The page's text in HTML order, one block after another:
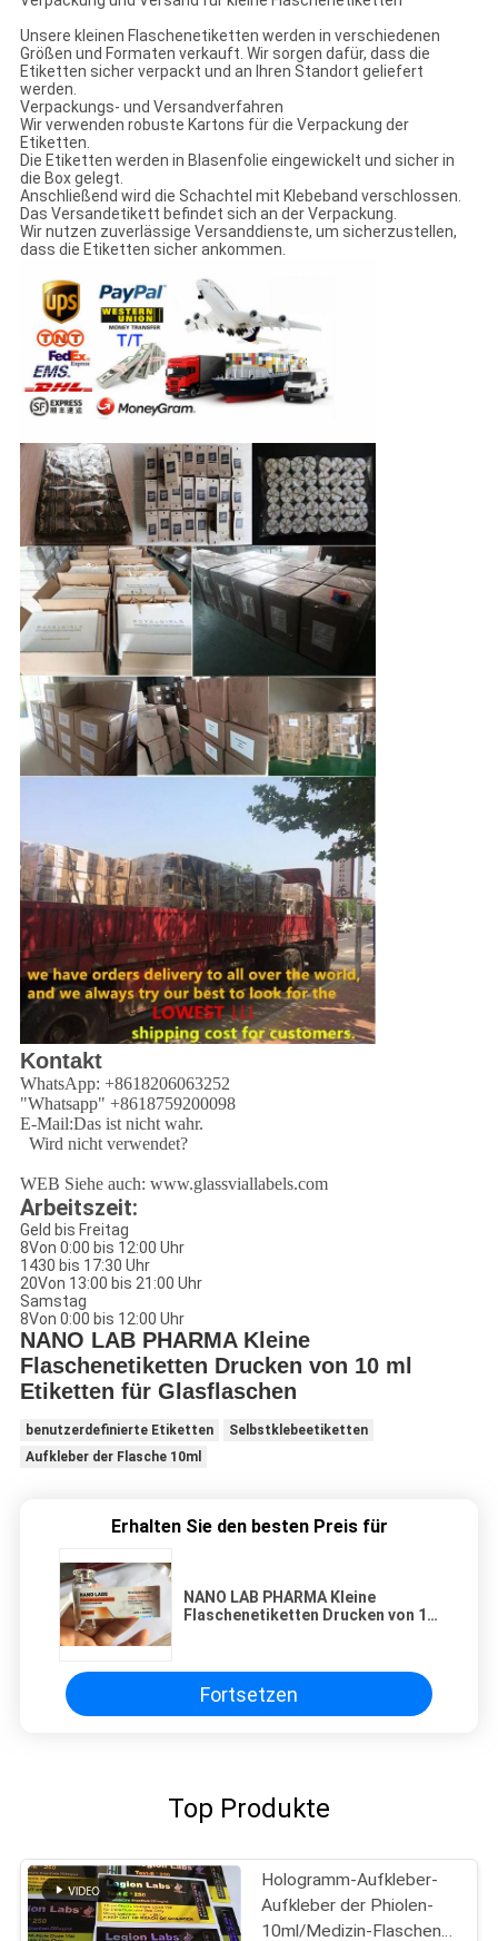
Unsere kleinen Flaschenetiketten werden in verschiedenen
Größen und Formaten verkauft. Wir sorgen dafür, dass die
Etiketten sicher verpackt und an Ihren Standort geliefert
werden.
Verpackungs- und Versandverfahren
Wir verwenden robuste Kartons für die Verpackung der
Etiketten.
Die Etiketten werden in Blasenfolie eingewickelt und sicher in
die Box gelegt.
Anschließend wird die Schachtel mit Klebeband verschlossen.
Das Versandetikett befindet sich an der Verpackung.
Wir nutzen zuverlässige Versanddienste, um sicherzustellen,
dass die Etiketten sicher ankommen.
Kontakt
WhatsApp: +8618206063252
"Whatsapp" +8618759200098
E-Mail:Das ist nicht wahr.
Wird nicht verwendet?
WEB Siehe auch: www.glassviallabels.com
Arbeitszeit:
Geld bis Freitag
8Von 0:00 bis 12:00 Uhr
1430 bis 17:30 Uhr
20Von 13:00 bis 21:00 Uhr
Samstag
8Von 0:00 bis 12:00 Uhr
NANO LAB PHARMA Kleine
Flaschenetiketten Drucken von 10 ml
Etiketten für Glasflaschen
benutzerdefinierte Etiketten
Selbstklebeetiketten
Aufkleber der Flasche 10ml
Erhalten Sie den besten Preis für
NANO LAB PHARMA Kleine
Flaschenetiketten Drucken von 10
Fortsetzen
Top Produkte
Hologramm-Aufkleber-
Aufkleber der Phiolen-
10ml/Medizin-Flaschen-